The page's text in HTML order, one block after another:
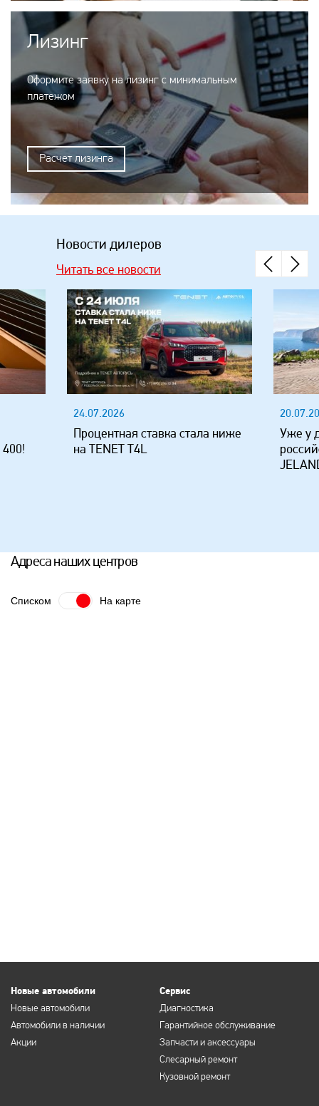
Лизинг
Оформите заявку на лизинг с минимальным
платежом
Расчет лизинга
Новости дилеров
Читать все новости
24.07.2026
Процентная ставка стала ниже
на TENET T4L
Уже у
Адреса наших центров
Списком На карте
Новые автомобили
Новые автомобили
Автомобили в наличии
Акции
Сервис
Диагностика
Гарантийное обслуживание
Запчасти и аксессуары
Слесарный ремонт
Кузовной ремонт